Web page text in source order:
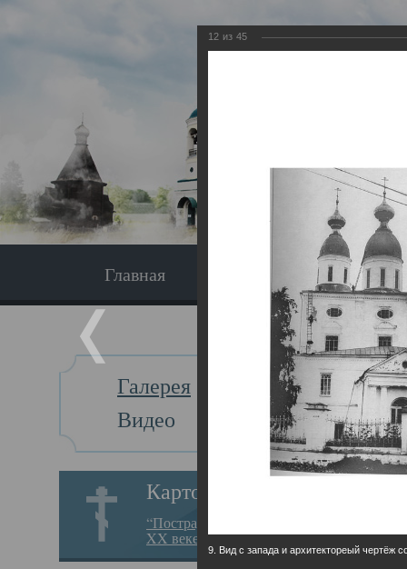
Главная Экскурсия
Галерея
Видео
Картотека
“Пострадавшие за веру в
XX веке на Севере”
Главная
12 из 45
9. Вид с запада и архитектореый чертёж